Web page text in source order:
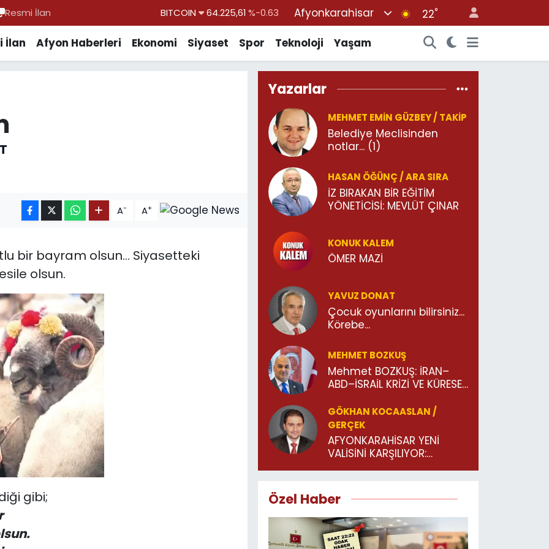
Resmi İlan DOLAR 47,7143 %0.16
%-0.63
Afyonkarahisar 22°
İlan Afyon Haberleri Ekonomi Siyaset Spor Teknoloji Yaşam
A- A+
bir bayram olsun... Siyasetteki
olsun.
gibi;
Yazarlar
MEHMET EMİN GÜZBEY / TAKİP
Belediye Meclisinden
notlar... (1)
HASAN ÖĞÜNÇ / ARA SIRA
İZ BIRAKAN BİR EĞİTİM
YÖNETİCİSİ: MEVLÜT ÇINAR
KONUK KALEM
ÖMER MAZİ
YAVUZ DONAT
Çocuk oyunlarını bilirsiniz...
Körebe...
MEHMET BOZKUŞ
Mehmet BOZKUŞ: İRAN–
ABD–İSRAİL KRİZİ VE KÜRESEL
GÖKHAN KOCAASLAN /
GERÇEK
AFYONKARAHİSAR YENİ
VALİSİNİ KARŞILIYOR:
Özel Haber